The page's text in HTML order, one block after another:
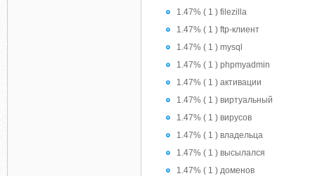
1.47% ( 1 ) filezilla
1.47% ( 1 ) ftp-клиент
1.47% ( 1 ) mysql
1.47% ( 1 ) phpmyadmin
1.47% ( 1 ) активации
1.47% ( 1 ) виртуальный
1.47% ( 1 ) вирусов
1.47% ( 1 ) владельца
1.47% ( 1 ) высылался
1.47% ( 1 ) доменов